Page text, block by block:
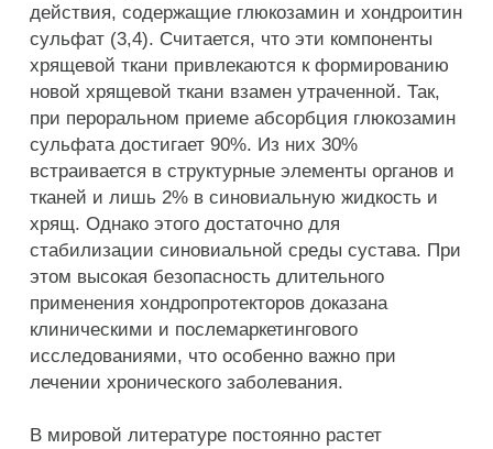
действия, содержащие глюкозамин и хондроитин
сульфат (3,4). Считается, что эти компоненты
хрящевой ткани привлекаются к формированию
новой хрящевой ткани взамен утраченной. Так,
при пероральном приеме абсорбция глюкозамин
сульфата достигает 90%. Из них 30%
встраивается в структурные элементы органов и
тканей и лишь 2% в синовиальную жидкость и
хрящ. Однако этого достаточно для
стабилизации синовиальной среды сустава. При
этом высокая безопасность длительного
применения хондропротекторов доказана
клиническими и послемаркетингового
исследованиями, что особенно важно при
лечении хронического заболевания.
В мировой литературе постоянно растет